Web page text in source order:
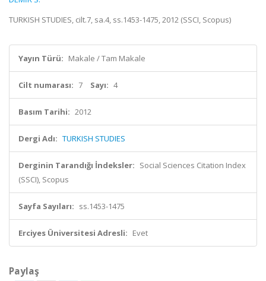
TURKISH STUDIES, cilt.7, sa.4, ss.1453-1475, 2012 (SSCI, Scopus)
Yayın Türü: Makale / Tam Makale
Cilt numarası: 7 Sayı: 4
Basım Tarihi: 2012
Dergi Adı: TURKISH STUDIES
Derginin Tarandığı İndeksler: Social Sciences Citation Index
(SSCI), Scopus
Sayfa Sayıları: ss.1453-1475
Erciyes Üniversitesi Adresli: Evet
Paylaş